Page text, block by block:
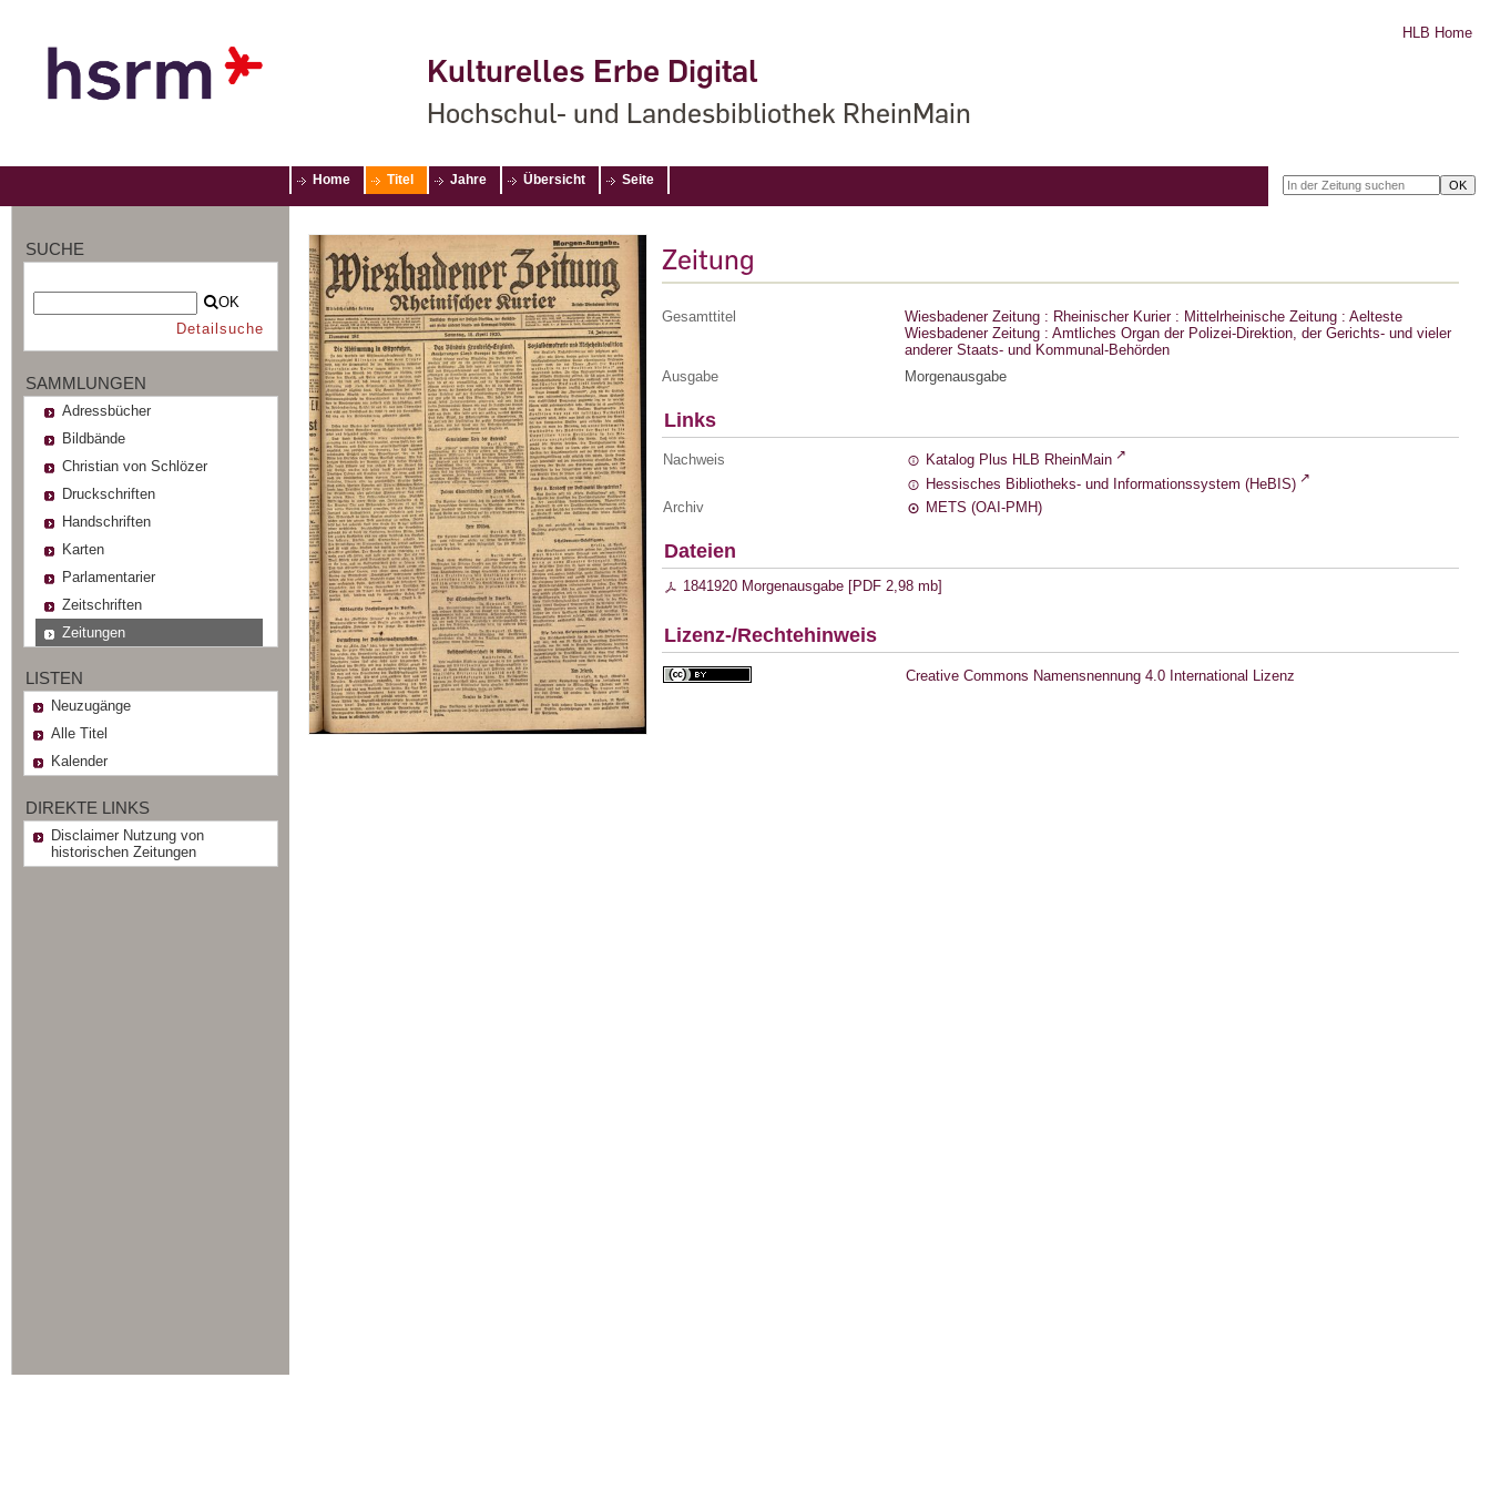
Kulturelles Erbe Digital
Hochschul- und Landesbibliothek RheinMain
HLB Home
Home Titel Jahre Übersicht Seite
SUCHE
OK
Detailsuche
SAMMLUNGEN
Adressbücher
Bildbände
Christian von Schlözer
Druckschriften
Handschriften
Karten
Parlamentarier
Zeitschriften
Zeitungen
LISTEN
Neuzugänge
Alle Titel
Kalender
DIREKTE LINKS
Disclaimer Nutzung von
historischen Zeitungen
Zeitung
Gesamttitel
Wiesbadener Zeitung : Rheinischer Kurier : Mittelrheinische Zeitung : Aelteste
Wiesbadener Zeitung : Amtliches Organ der Polizei-Direktion, der Gerichts- und vieler
anderer Staats- und Kommunal-Behörden
Ausgabe
Morgenausgabe
Links
Nachweis
Katalog Plus HLB RheinMain
Hessisches Bibliotheks- und Informationssystem (HeBIS)
Archiv
METS (OAI-PMH)
Dateien
1841920 Morgenausgabe [PDF 2,98 mb]
Lizenz-/Rechtehinweis
Creative Commons Namensnennung 4.0 International Lizenz